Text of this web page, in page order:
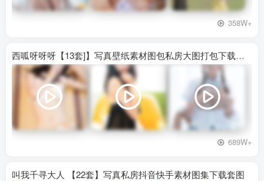
358W+
西呱呀呀呀【13套]】写真壁纸素材图包私房大图打包下载百度网盘
689W+
叫我千寻大人 【22套】写真私房抖音快手素材图集下载套图